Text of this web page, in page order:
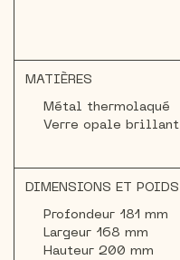
MATIÈRES
Métal thermolaqué
Verre opale brillant
DIMENSIONS ET POIDS
Profondeur 181 mm
Largeur 168 mm
Hauteur 200 mm